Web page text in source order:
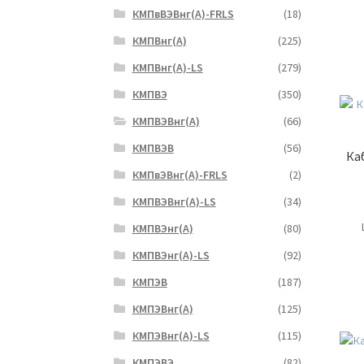
КМПвВЭВнг(А)-FRLS
(18)
КМПВнг(А)
(225)
КМПВнг(А)-LS
(279)
КМПВЭ
(350)
КМПВЭBнг(А)
(66)
КМПВЭВ
(56)
КМПвЭВнг(А)-FRLS
(2)
КМПВЭВнг(А)-LS
(34)
КМПВЭнг(А)
(80)
КМПВЭнг(А)-LS
(92)
КМПЭВ
(187)
КМПЭВнг(А)
(125)
КМПЭВнг(А)-LS
(115)